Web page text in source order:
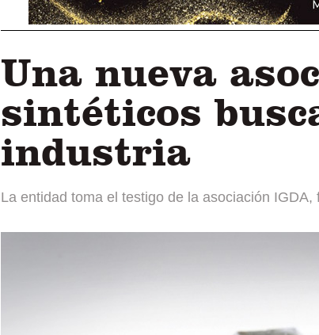
Una nueva
sintéticos
industria
La entidad toma el testigo de la asociación